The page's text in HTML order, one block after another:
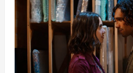
que
dio
hojas
de
coca
a
alumnos
apartado